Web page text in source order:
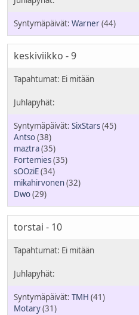
Warner(44)
keskiviikko - 9
SixStars(45)
Antso(38)
maztra(35)
Fortemies(35)
sOOziE(34)
mikahirvonen(32)
Dwo(29)
torstai - 10
TMH (41)
Motary(31)